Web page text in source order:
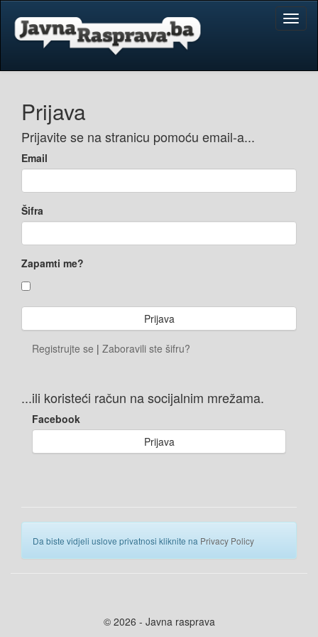
Prijava
Prijavite se na stranicu pomoću email-a...
Email
Šifra
Zapamti me?
Registrujte se | Zaboravili ste šifru?
...ili koristeći račun na socijalnim mrežama.
Facebook
Prijava
Da biste vidjeli uslove privatnosi kliknite na Privacy Policy
© 2026 - Javna rasprava